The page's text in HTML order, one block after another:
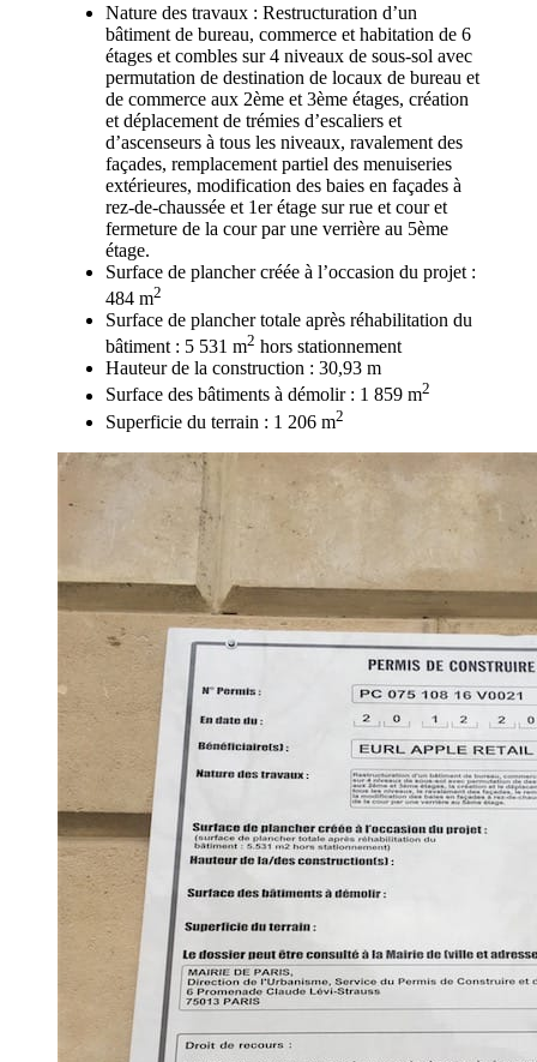
Nature des travaux : Restructuration d’un
bâtiment de bureau, commerce et habitation de 6
étages et combles sur 4 niveaux de sous-sol avec
permutation de destination de locaux de bureau et
de commerce aux 2ème et 3ème étages, création
et déplacement de trémies d’escaliers et
d’ascenseurs à tous les niveaux, ravalement des
façades, remplacement partiel des menuiseries
extérieures, modification des baies en façades à
rez-de-chaussée et 1er étage sur rue et cour et
fermeture de la cour par une verrière au 5ème
étage.
Surface de plancher créée à l’occasion du projet :
484 m2
Surface de plancher totale après réhabilitation du
bâtiment : 5 531 m2 hors stationnement
Hauteur de la construction : 30,93 m
Surface des bâtiments à démolir : 1 859 m2
Superficie du terrain : 1 206 m2